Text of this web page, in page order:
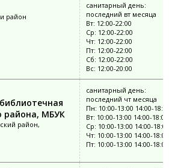
район
санитарный день:
последний вт месяца
Вт: 12:00-22:00
Ср: 12:00-22:00
Чт: 12:00-22:00
Пт: 12:00-22:00
Сб: 12:00-22:00
Вс: 12:00-20:00
района, МБУК
район,
санитарный день:
последний чт месяца
Пн: 10:00-13:00 14:00-
Вт: 10:00-13:00 14:00-18:00
Ср: 10:00-13:00 14:00-18:00
Чт: 10:00-13:00 14:00-18:00
Пт: 10:00-13:00 14:00-18:00